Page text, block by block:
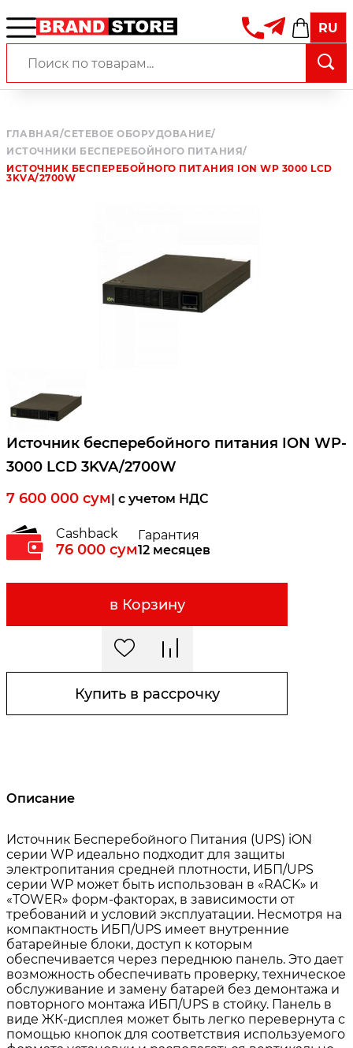
RU
ГЛАВНАЯ/СЕТЕВОЕ ОБОРУДОВАНИЕ/
ИСТОЧНИКИ БЕСПЕРЕБОЙНОГО ПИТАНИЯ/
ИСТОЧНИК БЕСПЕРЕБОЙНОГО ПИТАНИЯ ION WP 3000 LCD
3KVA/2700W
Источник бесперебойного питания ION WP-
3000 LCD 3KVA/2700W
7 600 000 сум| c учетом НДС
Cashback
76 000 сум
Гарантия
12 месяцев
в Корзину
Купить в рассрочку
Описание